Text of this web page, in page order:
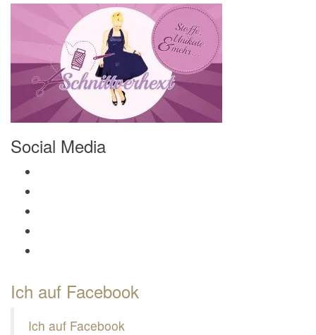
Social Media
Ich auf Facebook
Ich auf Facebook